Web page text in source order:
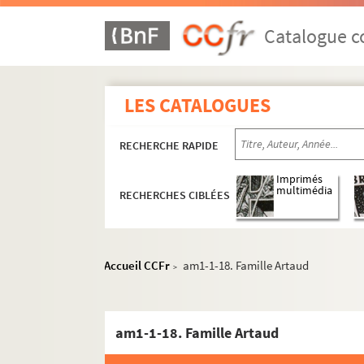
Catalogue
LES CATALOGUES
RECHERCHE RAPIDE
RECHERCHES CIBLÉES
Imprimés
multimédia
Accueil CCFr > am1-1-18. Famille Artaud
am1-1-18. Famille Artaud
am1-1. Papiers d'Artaud, procureur à Lille
am1-1-1. Famille Artaud